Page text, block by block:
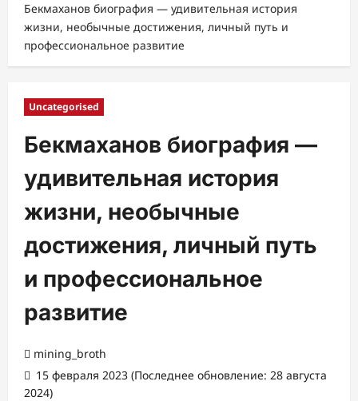
Бекмаханов биография — удивительная история
жизни, необычные достижения, личный путь и
профессиональное развитие
Uncategorised
Бекмаханов биография —
удивительная история
жизни, необычные
достижения, личный путь
и профессиональное
развитие
mining_broth
15 февраля 2023 (Последнее обновление: 28 августа
2024)